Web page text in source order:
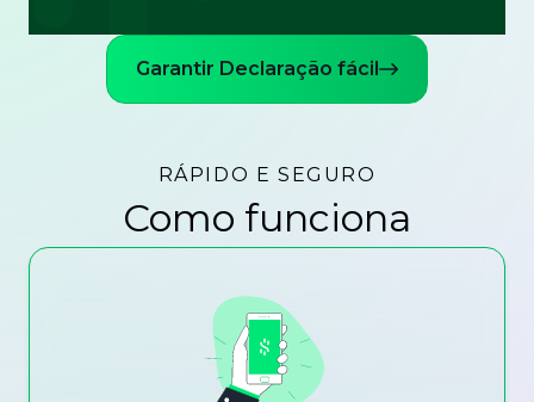
Garantir Declaração fácil
RÁPIDO E SEGURO
Como funciona